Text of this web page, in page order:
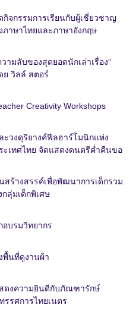
กิจกรรมการเรียนกับผู้เชี่ยวชาญ
ภาษาไทยและภาษาอังกฤษ
วามลับของสุดยอดนักเล่าเรื่อง”
ย วิลล์ สตอร์
Creativity Workshops
ะวงดุริยางค์ฟีลฮาร์โมนิกแห่ง
ะเทศไทย จัดแสดงดนตรีค่ำคืนขอ
สร้างสรรค์เพื่อพัฒนาการเด็กรวม
กลุ่มเด็กพิเศษ
อบรมวิทยากร
พื้นที่ดูงานผ้า
ดงความยินดีกับภัณฑารักษ์
รรศการไทยเนตร